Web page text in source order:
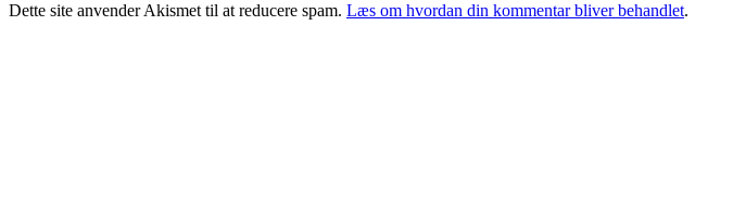
Dette site anvender Akismet til at reducere spam. Læs om hvordan din kommentar bliver behandlet.